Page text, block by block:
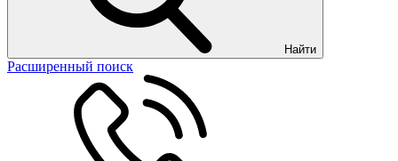
Найти
Расширенный поиск